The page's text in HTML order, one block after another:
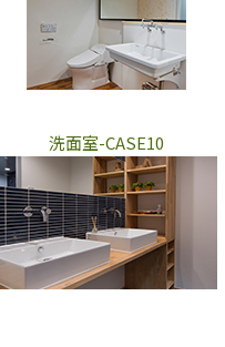
洗面室-CASE10